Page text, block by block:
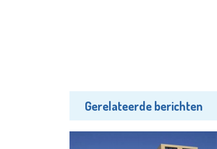
Gerelateerde berichten